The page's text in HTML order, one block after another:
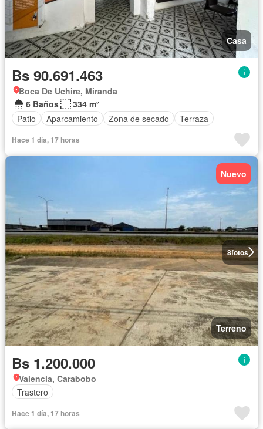
Casa
Bs 90.691.463
Boca De Uchire, Miranda
6 Baños
334 m²
Patio
Aparcamiento Zona de secado Terraza
Hace 1 día, 17 horas
8fotos
Nuevo
Terreno
Bs 1.200.000
Valencia, Carabobo
Trastero
Hace 1 día, 17 horas